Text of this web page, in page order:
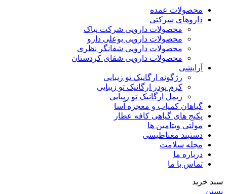
محصولات عمده
داروهای شرکتی
محصولات دارویی شرکت نیاک
محصولات دارویی بوعلی دارو
محصولات دارویی شفانگر نظری
محصولات دارویی شفای کردستان
آرایشی
رژگونه ارگانیک تو زیبایی
کرم پودر ارگانیک تو زیبایی
ریمل ارگانیک تو زیبایی
گیاهان کمیاب و معجزه آسا
پکیج های گیاهی کافه عطار
مولتی ویتامین ها
دستبند مغناطیسی
مجله سلامت
درباره ما
تماس با ما
سبد خرید
بستن